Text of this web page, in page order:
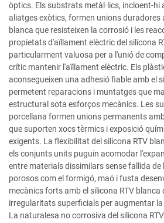
òptics. Els substrats metàl·lics, incloent-hi
aliatges exòtics, formen unions duradores
blanca que resisteixen la corrosió i les
propietats d'aïllament elèctric del silicona
particularment valuosa per a l'unió de
crític mantenir l'aïllament elèctric. Els
aconsegueixen una adhesió fiable amb el
permetent reparacions i muntatges que
estructural sota esforços mecànics. Les
porcellana formen unions permanents
que suporten xocs tèrmics i exposició
exigents. La flexibilitat del silicona RTV
els conjunts units puguin acomodar
entre materials dissimilars sense fallida
porosos com el formigó, maó i fusta
mecànics forts amb el silicona RTV blanca
irregularitats superficials per augmentar
La naturalesa no corrosiva del silicona